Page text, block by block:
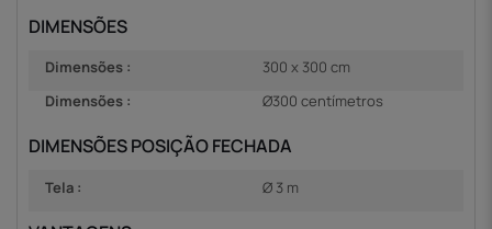
DIMENSÕES
Dimensões :
300 x 300 cm
Dimensões :
Ø300 centímetros
DIMENSÕES POSIÇÃO FECHADA
Tela : Ø 3 m